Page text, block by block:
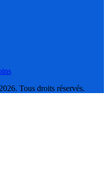
Tous droits réservés.